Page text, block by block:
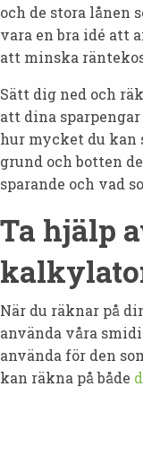
och de stora lånen
vara en bra idé att
att minska
Sätt dig ned och
att dina
hur mycket du kan
grund och botten
sparande och vad
Ta hjälp
När du räknar på
använda våra
använda för den
kan räkna på både